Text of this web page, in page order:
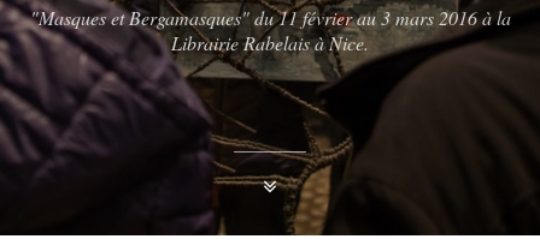
"Masques et Bergamasques" du 11 février au 3 mars 2016 à la
Librairie Rabelais à Nice.